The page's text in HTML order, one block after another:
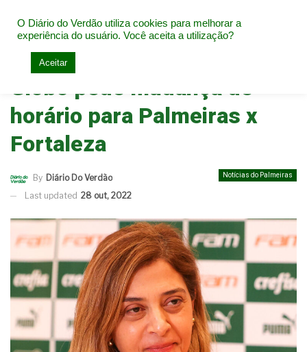
Home Notícias do Palmeiras
Globo pede mudança de
horário para Palmeiras x
Fortaleza
Notícias do Palmeiras
By Diário Do Verdão
Last updated 28 out, 2022
O Diário do Verdão utiliza cookies para melhorar a
experiência do usuário. Você aceita a utilização?
Aceitar